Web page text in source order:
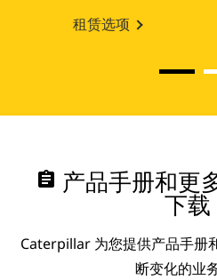
租赁选项
assignment 产品手册和更
下载
Caterpillar 为您提供产品手册
断变化的业